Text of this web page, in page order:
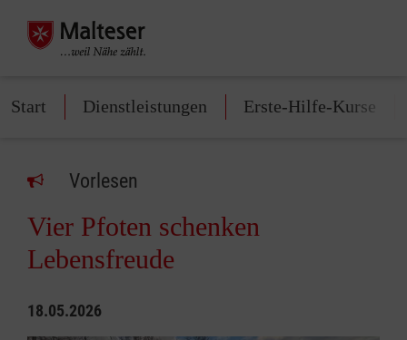
Start Dienstleistungen Erste-Hilfe-Kurse
Vorlesen
Vier Pfoten schenken
Lebensfreude
18.05.2026